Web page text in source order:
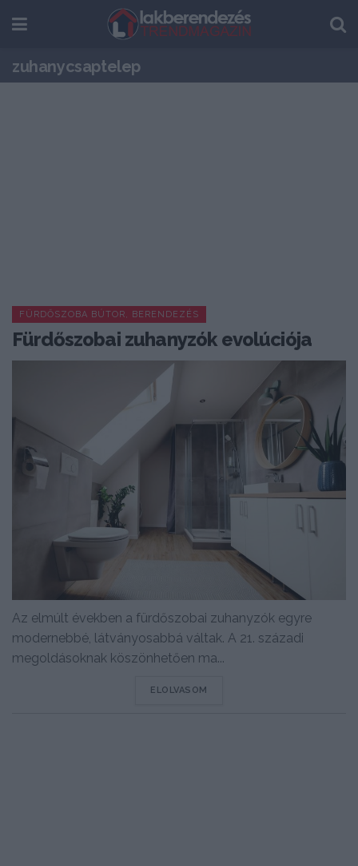
zuhanycsaptelep
FÜRDŐSZOBA BÚTOR, BERENDEZÉS
Fürdőszobai zuhanyzók evolúciója
Az elmúlt években a fürdőszobai zuhanyzók egyre
modernebbé, látványosabbá váltak. A 21. századi
megoldásoknak köszönhetően ma...
ELOLVASOM